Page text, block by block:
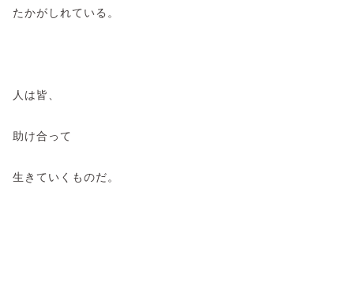
たかがしれている。
人は皆、
助け合って
生きていくものだ。